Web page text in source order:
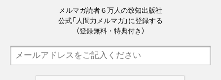
メルマガ読者６万人の致知出版社
公式「人間力メルマガ」に登録する
（登録無料・特典付き）